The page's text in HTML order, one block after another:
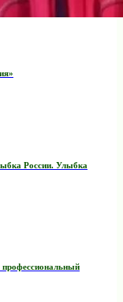
России. Улыбка
профессиональный